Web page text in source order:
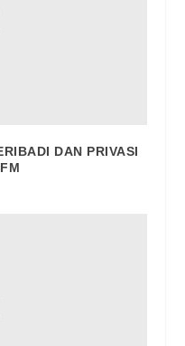
DAN PRIVASI